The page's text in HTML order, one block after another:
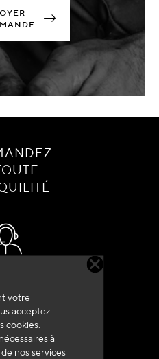
votre
acceptez
cookies.
à
nos services
62 22 Taper 1